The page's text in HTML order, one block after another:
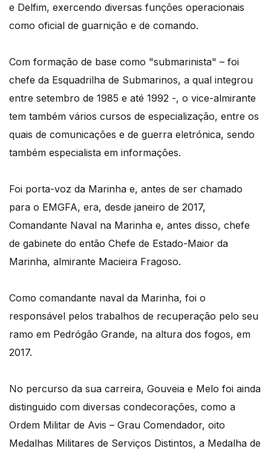
e Delfim, exercendo diversas funções operacionais
como oficial de guarnição e de comando.
Com formação de base como "submarinista" – foi
chefe da Esquadrilha de Submarinos, a qual integrou
entre setembro de 1985 e até 1992 -, o vice-almirante
tem também vários cursos de especialização, entre os
quais de comunicações e de guerra eletrónica, sendo
também especialista em informações.
Foi porta-voz da Marinha e, antes de ser chamado
para o EMGFA, era, desde janeiro de 2017,
Comandante Naval na Marinha e, antes disso, chefe
de gabinete do então Chefe de Estado-Maior da
Marinha, almirante Macieira Fragoso.
Como comandante naval da Marinha, foi o
responsável pelos trabalhos de recuperação pelo seu
ramo em Pedrógão Grande, na altura dos fogos, em
2017.
No percurso da sua carreira, Gouveia e Melo foi ainda
distinguido com diversas condecorações, como a
Ordem Militar de Avis – Grau Comendador, oito
Medalhas Militares de Serviços Distintos, a Medalha de